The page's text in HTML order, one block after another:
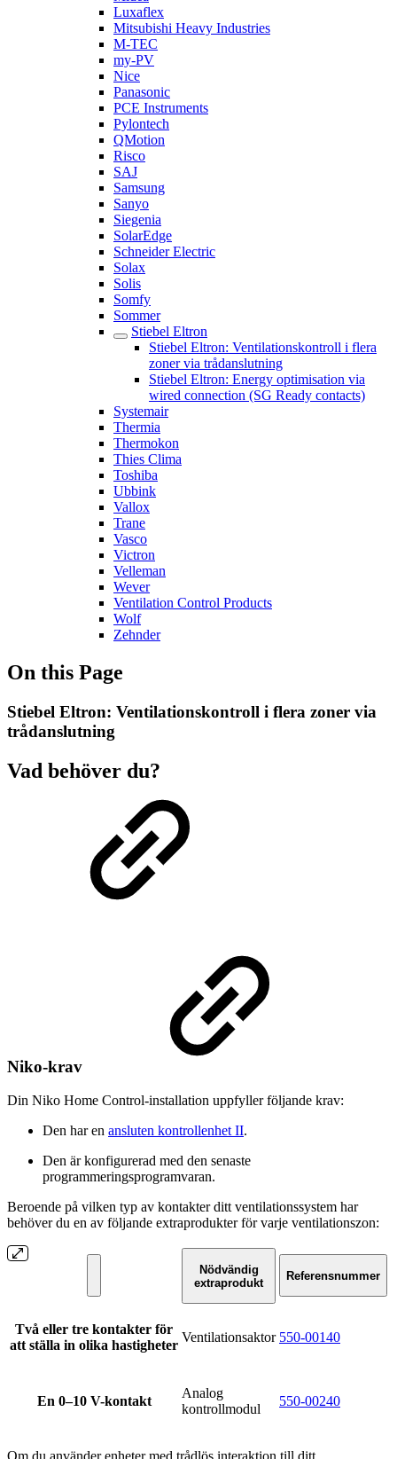
Luxaflex
Mitsubishi Heavy Industries
M-TEC
my-PV
Nice
Panasonic
PCE Instruments
Pylontech
QMotion
Risco
SAJ
Samsung
Sanyo
Siegenia
SolarEdge
Schneider Electric
Solax
Solis
Somfy
Sommer
Stiebel Eltron
Stiebel Eltron: Ventilationskontroll i flera
zoner via trådanslutning
Stiebel Eltron: Energy optimisation via
wired connection (SG Ready contacts)
Systemair
Thermia
Thermokon
Thies Clima
Toshiba
Ubbink
Vallox
Trane
Vasco
Victron
Velleman
Wever
Ventilation Control Products
Wolf
Zehnder
On this Page
Stiebel Eltron: Ventilationskontroll i flera zoner via
trådanslutning
Vad behöver du?
Niko-krav
Din Niko Home Control-installation uppfyller följande krav:
Den har en ansluten kontrollenhet II.
Den är konfigurerad med den senaste
programmeringsprogramvaran.
Beroende på vilken typ av kontakter ditt ventilationssystem har
behöver du en av följande extraprodukter för varje ventilationszon:
Nödvändig
extraprodukt
Referensnummer
Två eller tre kontakter för
att ställa in olika hastigheter
Ventilationsaktor 550-00140
En 0–10 V-kontakt
Analog
kontrollmodul
550-00240